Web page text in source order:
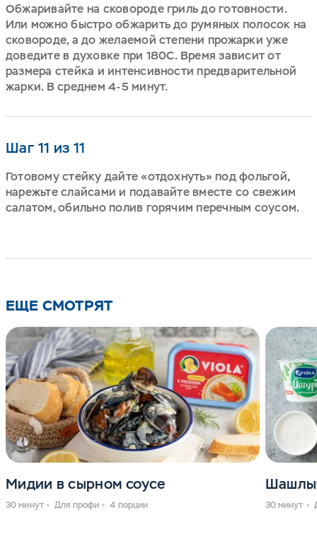
Обжаривайте на сковороде гриль до готовности.
Или можно быстро обжарить до румяных полосок на
сковороде, а до желаемой степени прожарки уже
доведите в духовке при 180С. Время зависит от
размера стейка и интенсивности предварительной
жарки. В среднем 4-5 минут.
Шаг 11 из 11
Готовому стейку дайте «отдохнуть» под фольгой,
нарежьте слайсами и подавайте вместе со свежим
салатом, обильно полив горячим перечным соусом.
ЕЩЕ СМОТРЯТ
Мидии в сырном соусе
30 минут Для профи 4 порции 30 минут